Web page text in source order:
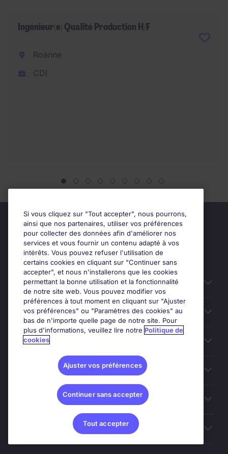
Ingénieur(e) Qualité Production H/F
Roanne
CDI
Candidats
Entreprises
Contact
Les avis Google
Nos offres d'emploi
Si vous cliquez sur "Tout accepter", nous pourrons,
ainsi que nos partenaires, utiliser vos préférences
pour collecter des données afin d'améliorer nos
services et vous fournir un contenu adapté à vos
intérêts. Vous pouvez refuser l'utilisation de
certains cookies en cliquant sur "Continuer sans
accepter", et nous n'installerons que les cookies
permettant la bonne utilisation et la fonctionnalité
de notre site web. Vous pouvez modifier vos
préférences à tout moment en cliquant sur "Ajuster
vos préférences" ou "Paramètres des cookies" au
bas de n'importe quelle page de notre site. Pour
plus d'informations, veuillez lire notre Politique de
cookies
Ajuster vos préférences
Continuer sans accepter
Tout accepter